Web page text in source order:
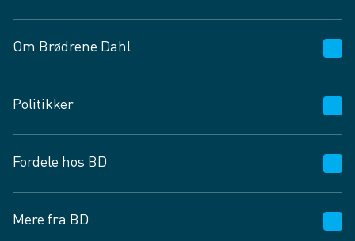
Om Brødrene Dahl
Vagttelefon 30 10 89 89
Spørgsmål og svar
Job og karriere
Fødevarekontrolrapport
Politikker
Privatlivspolitik
Cookies
Vilkår og betingelser
Fordele hos BD
BD app
Mere fra BD